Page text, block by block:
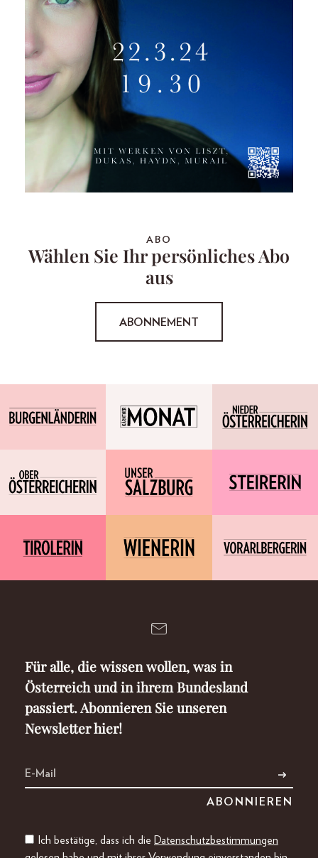
ABO
Wählen Sie Ihr persönliches Abo
aus
ABONNEMENT
Für alle, die wissen wollen, was in
Österreich und in ihrem Bundesland
passiert. Abonnieren Sie unseren
Newsletter hier!
Ich bestätige, dass ich die Datenschutzbestimmungen